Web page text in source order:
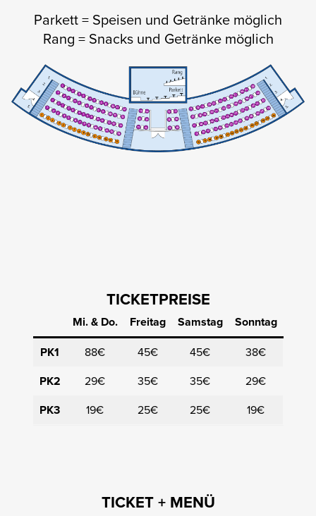
Parkett = Speisen und Getränke möglich
Rang = Snacks und Getränke möglich
TICKETPREISE
Mi. & Do. Freitag Samstag
Sonntag
PK1
88€ 45€ 45€
38€
PK2
29€ 35€ 35€
29€
PK3
19€ 25€ 25€ 19€
TICKET + MENÜ